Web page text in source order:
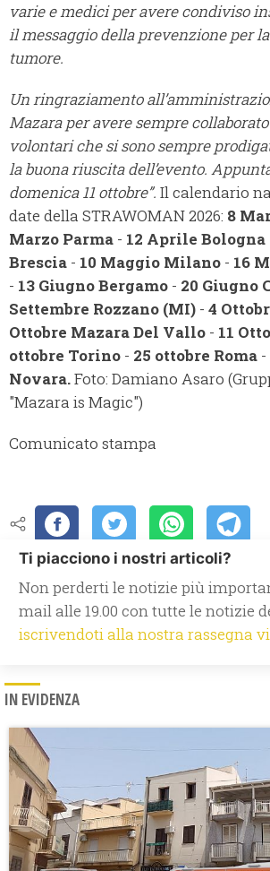
varie e medici per avere condiviso
il messaggio della prevenzione per
tumore.
Un ringraziamento
Mazara per avere sempre
volontari che si sono sempre
la buona riuscita dell’evento.
domenica 11 ottobre”. Il calendario
date della STRAWOMAN 2026: 8
Marzo Parma - 12 Aprile Bologna
Brescia - 10 Maggio Milano - 16
- 13 Giugno Bergamo - 20 Giugno
Settembre Rozzano (MI) - 4
Ottobre Mazara Del Vallo - 11
ottobre Torino - 25 ottobre Roma -
Novara.Foto: Damiano Asaro
"Mazara is Magic")
Comunicato stampa
Ti piacciono i nostri articoli?
Non perderti le notizie più
mail alle 19.00 con tutte le notizie
iscrivendoti alla nostra rassegna
IN EVIDENZA